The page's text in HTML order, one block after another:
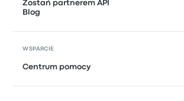
Zostań partnerem API
Blog
WSPARCIE
Centrum pomocy